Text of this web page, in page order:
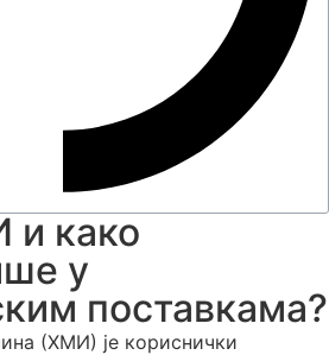
и како
у
поставкама?
(ХМИ) је кориснички